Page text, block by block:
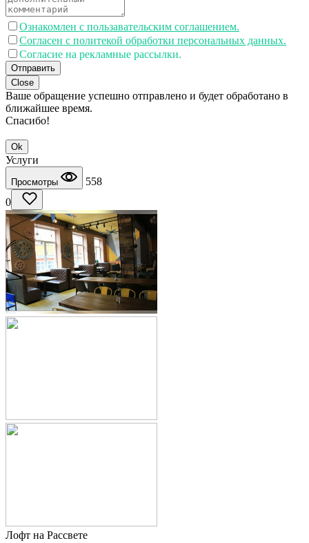
Ознакомлен с пользавательским соглашением.
Согласен с политекой обработки персональных данных.
Согласие на рекламные рассылки.
Отправить
Close
Ваше обращение успешно отправлено и будет обработано в
ближайшее время.
Спасибо!
Ok
Услуги
Просмотры
558
0
Лофт на Рассвете